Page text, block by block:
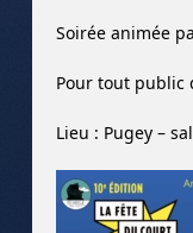
Soirée animée
Pour tout public
Lieu : Pugey –